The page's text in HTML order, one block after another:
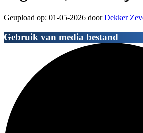
Geupload op: 01-05-2026 doorDekker
Gebruik van media bestand